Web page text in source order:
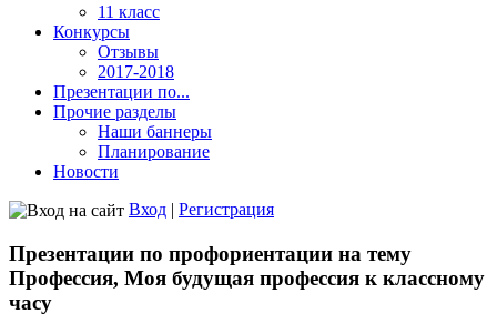
11 класс
Конкурсы
Отзывы
2017-2018
Презентации по...
Прочие разделы
Наши баннеры
Планирование
Новости
Вход | Регистрация
Презентации по профориентации на тему
Профессия, Моя будущая профессия к классному
часу